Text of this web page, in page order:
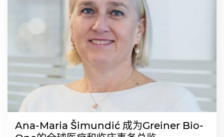
Ana-Maria Šimundić 成为Greiner Bio-